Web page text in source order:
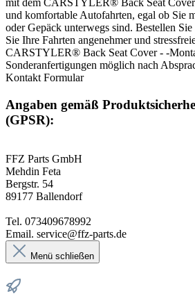
mit dem CARSTYLER® Back Seat
und komfortable Autofahrten, egal ob Sie
oder Gepäck unterwegs sind. Bestellen
Sie Ihre Fahrten angenehmer und
CARSTYLER® Back Seat Cover - -
Sonderanfertigungen möglich nach
Kontakt Formular
Angaben gemäß
(GPSR):
FFZ Parts GmbH
Mehdin Feta
Bergstr. 54
89177 Ballendorf
Tel. 073409678992
Email. service@ffz-parts.de
Menü schließen